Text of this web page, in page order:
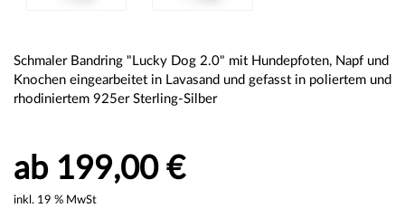
Schmaler Bandring "Lucky Dog 2.0" mit Hundepfoten, Napf und
Knochen eingearbeitet in Lavasand und gefasst in poliertem und
rhodiniertem 925er Sterling-Silber
ab 199,00 €
inkl. 19 % MwSt